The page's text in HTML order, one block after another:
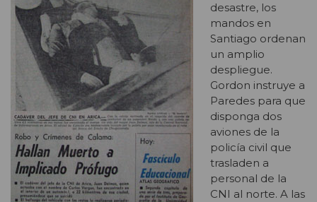
desastre, los
mandos en
Santiago ordenan
un amplio
despliegue.
Gordon instruye a
Paredes para que
disponga dos
aviones de la
policía civil que
trasladen a
personal de la
CNI al norte. A las